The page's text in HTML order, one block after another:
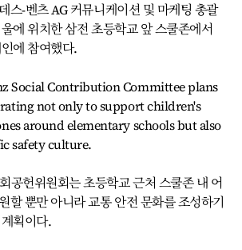
스-벤츠 AG 커뮤니케이션 및 마케팅 총괄
에 위치한 삼전 초등학교 앞 스쿨존에서
에 참여했다.
Social Contribution Committee plans
not only to support children's
around elementary schools but also
safety culture.
공헌위원회는 초등학교 근처 스쿨존 내 어
할 뿐만 아니라 교통 안전 문화를 조성하기
획이다.